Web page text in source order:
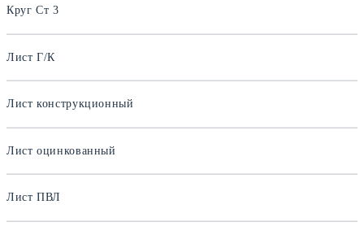
Круг Ст 3
Лист Г/К
Лист конструкционный
Лист оцинкованный
Лист ПВЛ